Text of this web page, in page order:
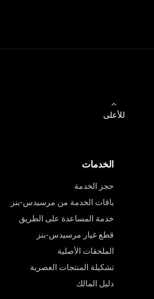
للأعلى
الخدمات
حجز الخدمة
باقات الخدمة من مرسيدس-بنز
خدمة المساعدة على الطريق
قطع غيار مرسيدس-بنز
الملحقات الأصلية
تشكيلة المنتجات العصرية
دليل المالك